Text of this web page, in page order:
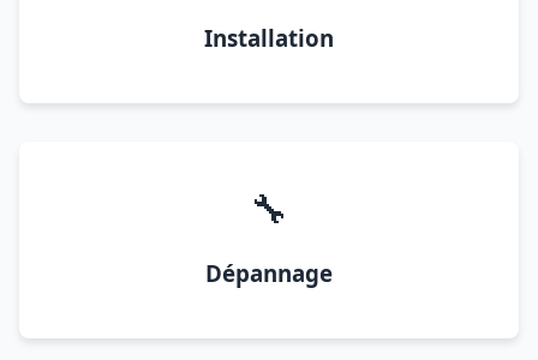
Installation
🔧
Dépannage